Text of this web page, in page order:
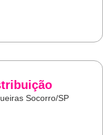
Socorro/SP